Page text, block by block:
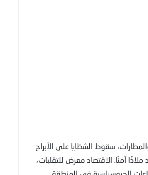
سقوط الشظايا على الأبراج
آمنًا. الاقتصاد معرض للتقلبات،